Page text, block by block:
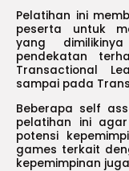
Pelatihan ini
peserta untuk
yang
pendekatan
Transactional
sampai pada
Beberapa self
pelatihan ini
potensi
games terkait
kepemimpinan